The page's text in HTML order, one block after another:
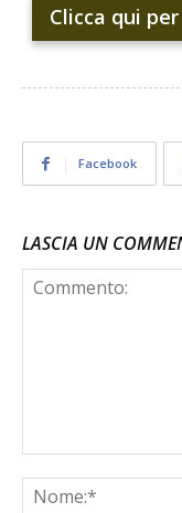
Clicca qui
Facebook
LASCIA UN